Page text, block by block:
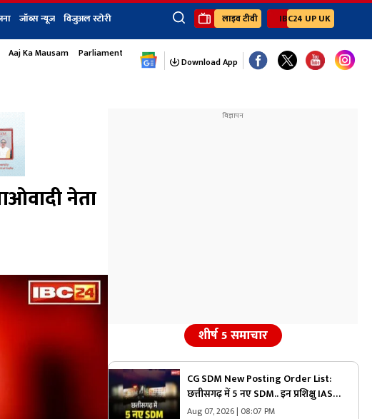
जॉब्स न्यूज विजुअल स्टोरी
×
जॉब्स न्यूज Youtube Channels
Ibc24 Jankarwan
लाइव टीवी IBC24 UP UK
Aaj Ka Mausam Parliament Monsoon Session
Download App
नेता
शीर्ष 5 समाचार
CG SDM New Posting Order List:
छत्तीसगढ़ में 5 नए SDM.. इन प्रशिक्षु IAS
अफसरों को मिली बड़ी जिम्मेदारी, GAD ने जारी
Aug 07, 2026 | 08:07 PM